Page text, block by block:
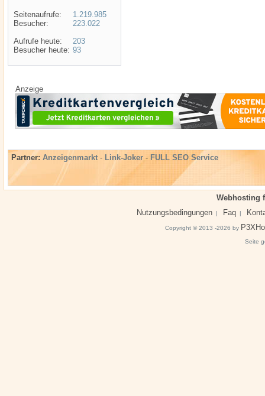
Seitenaufrufe:
Besucher:
Aufrufe heute:
Besucher heute:
1.219.985
223.022
203
93
Anzeige
Partner: Anzeigenmarkt - Link-Joker - FULL SEO Service
Webhosting
Nutzungsbedingungen | Faq |
Copyright © 2013 -2026 by
Seite